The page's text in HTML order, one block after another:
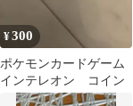
¥300
ポケモンカードゲーム
インテレオン コイン